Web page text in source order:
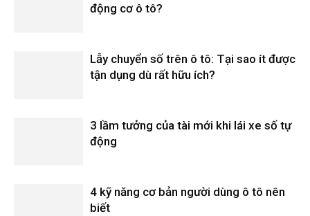
động cơ ô tô?
Lẫy chuyển số trên ô tô: Tại sao ít được
tận dụng dù rất hữu ích?
3 lầm tưởng của tài mới khi lái xe số tự
động
4 kỹ năng cơ bản người dùng ô tô nên
biết